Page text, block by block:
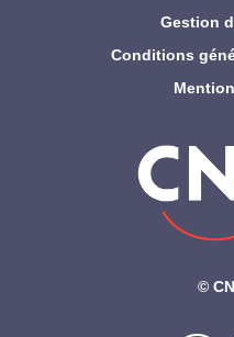
©‎
Gestion
Conditions